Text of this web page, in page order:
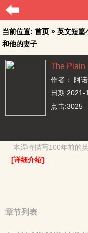
当前位置: 首页 » 英文短篇
和他的妻子
The Plain
他的妻子
作者：
阿
日期:2021-
点击:3025
本涅特描写100年前的
[详细介绍]
章节列表